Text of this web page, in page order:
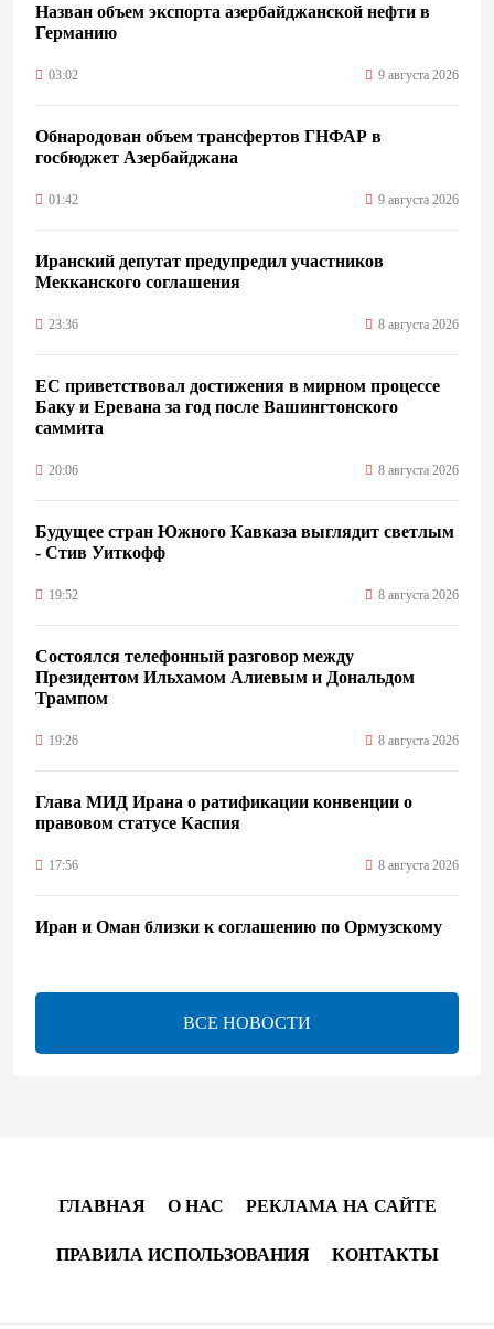
Назван объем экспорта азербайджанской нефти в
Германию
03:02 9 августа 2026
Обнародован объем трансфертов ГНФАР в
госбюджет Азербайджана
01:42 9 августа 2026
Иранский депутат предупредил участников
Мекканского соглашения
23:36 8 августа 2026
ЕС приветствовал достижения в мирном процессе
Баку и Еревана за год после Вашингтонского
саммита
20:06 8 августа 2026
Будущее стран Южного Кавказа выглядит светлым
- Стив Уиткофф
19:52 8 августа 2026
Состоялся телефонный разговор между
Президентом Ильхамом Алиевым и Дональдом
Трампом
19:26 8 августа 2026
Глава МИД Ирана о ратификации конвенции о
правовом статусе Каспия
17:56 8 августа 2026
Иран и Оман близки к соглашению по Ормузскому
17:46 8 августа 2026
Телефонный разговор лидеров - показатель
Хикмет Гаджиев поделился публикацией в связи с
годовщиной Вашингтонского саммита (ВИДЕО)
15:14 8 августа 2026
В минобороны Азербайджана прошло собрание
ВСЕ НОВОСТИ
ГЛАВНАЯ О НАС РЕКЛАМА НА САЙТЕ
ПРАВИЛА ИСПОЛЬЗОВАНИЯ КОНТАКТЫ